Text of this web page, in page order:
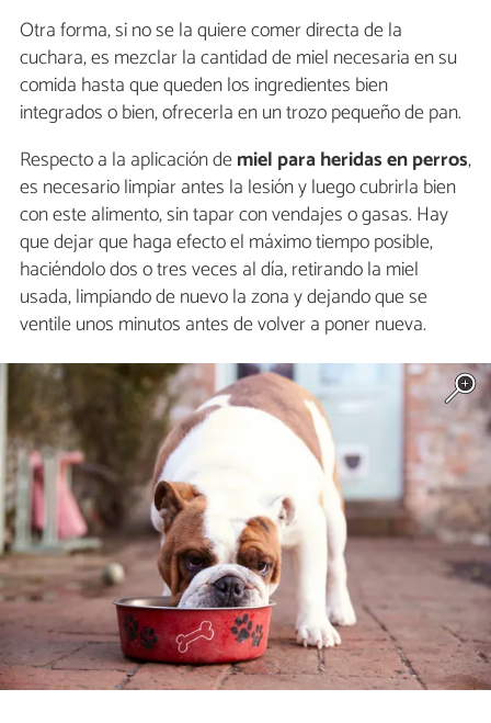
Otra forma, si no se la quiere comer directa de la
cuchara, es mezclar la cantidad de miel necesaria en su
comida hasta que queden los ingredientes bien
integrados o bien, ofrecerla en un trozo pequeño de pan.
Respecto a la aplicación demiel para heridas en perros,
es necesario limpiar antes la lesión y luego cubrirla bien
con este alimento, sin tapar con vendajes o gasas. Hay
que dejar que haga efecto el máximo tiempo posible,
haciéndolo dos o tres veces al día, retirando la miel
usada, limpiando de nuevo la zona y dejando que se
ventile unos minutos antes de volver a poner nueva.